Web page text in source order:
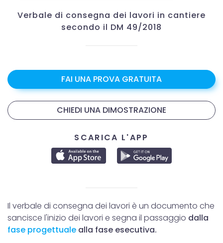
Verbale di consegna dei lavori in cantiere
secondo il DM 49/2018
FAI UNA PROVA GRATUITA
CHIEDI UNA DIMOSTRAZIONE
SCARICA L'APP
Il verbale di consegna dei lavori è un documento che
sancisce l'inizio dei lavori e segna il passaggio dalla
fase progettuale alla fase esecutiva.